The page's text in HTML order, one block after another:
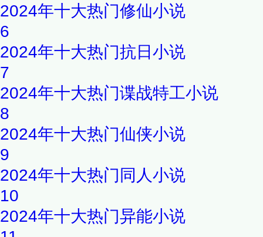
2024年十大热门修仙小说
6
2024年十大热门抗日小说
7
2024年十大热门谍战特工小说
8
2024年十大热门仙侠小说
9
2024年十大热门同人小说
10
2024年十大热门异能小说